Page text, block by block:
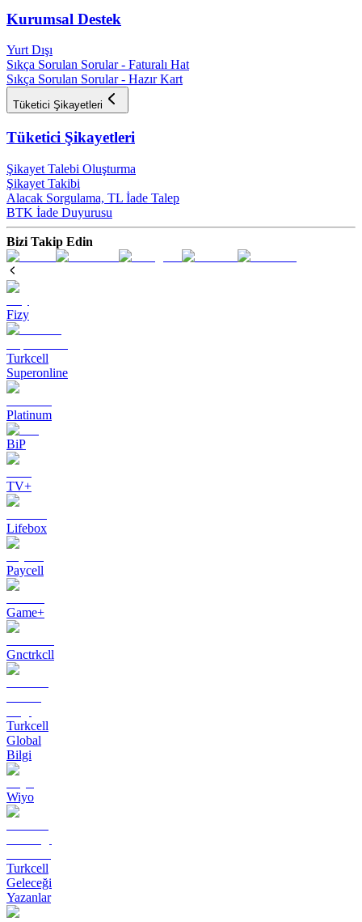
Kurumsal Destek
Yurt Dışı
Sıkça Sorulan Sorular - Faturalı Hat
Sıkça Sorulan Sorular - Hazır Kart
Tüketici Şikayetleri
Tüketici Şikayetleri
Şikayet Talebi Oluşturma
Şikayet Takibi
Alacak Sorgulama, TL İade Talep​
BTK İade Duyurusu
Bizi Takip Edin
Fizy
Turkcell
Superonline
Platinum
BiP
TV+
Lifebox
Paycell
Game+
Gnctrkcll
Turkcell
Global
Bilgi
Wiyo
Turkcell
Geleceği
Yazanlar